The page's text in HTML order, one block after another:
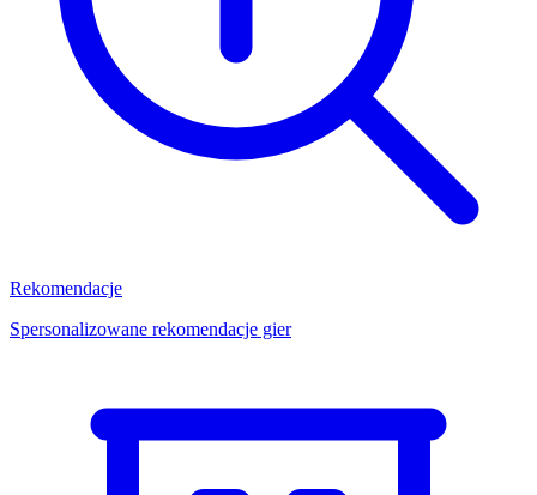
Rekomendacje
Spersonalizowane rekomendacje gier